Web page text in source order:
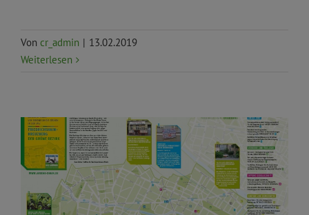
Von cr_admin | 13.02.2019
Weiterlesen
Antirassismus und Antidiskriminierung
Arbeit,
Jobcenter und Soziales
Bildung
Bürger*innenrechte Demokratie und
Bürger*innenbeteiligung Frauen*, Gleichstellung,
Inklusion und Queer Gesundheit und Soziales